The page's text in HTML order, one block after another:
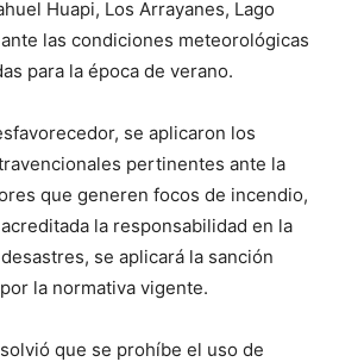
Huapi, Los Arrayanes, Lago
las condiciones meteorológicas
para la época de verano.
se aplicaron los
pertinentes ante la
que generen focos de incendio,
la responsabilidad en la
se aplicará la sanción
la normativa vigente.
que se prohíbe el uso de